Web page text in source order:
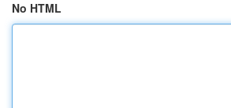
No HTML